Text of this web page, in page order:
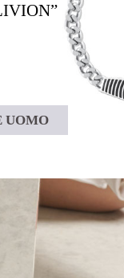
UOMO